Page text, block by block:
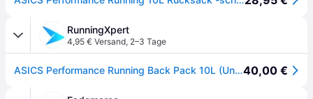
RunningXpert
4,95 € Versand, 2–3 Tage
ASICS Performance Running Back Pack 10L (Unisex) Rucksäcke & Westen Schwarz40,00 €